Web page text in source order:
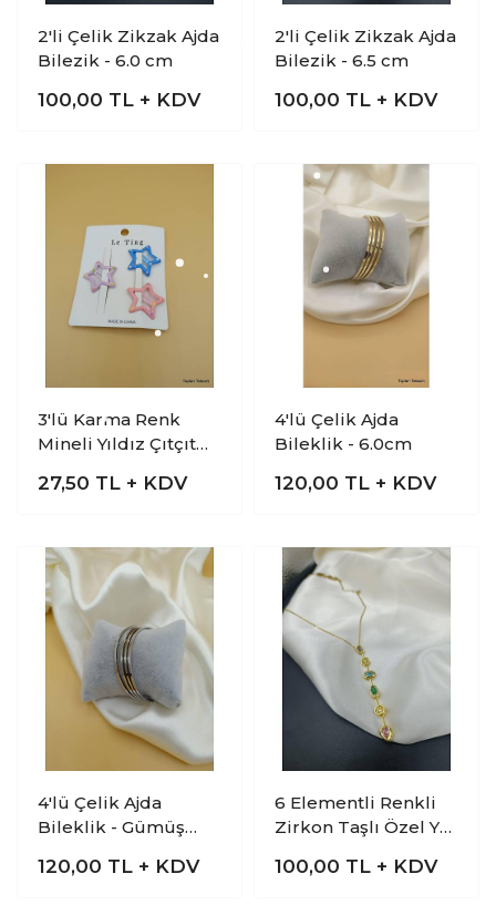
2'li Çelik Zikzak Ajda
Bilezik - 6.0 cm
100,00 TL + KDV
2'li Çelik Zikzak Ajda
Bilezik - 6.5 cm
100,00 TL + KDV
3'lü Karma Renk
Mineli Yıldız Çıtçıt
27,50 TL + KDV
4'lü Çelik Ajda
Bileklik - 6.0cm
120,00 TL + KDV
4'lü Çelik Ajda
Bileklik - Gümüş
120,00 TL + KDV
6 Elementli Renkli
Zirkon Taşlı Özel Y
100,00 TL + KDV